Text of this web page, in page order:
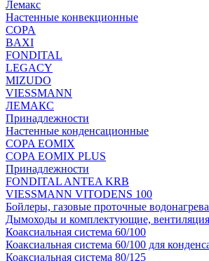
Лемакс
Настенные конвекционные
COPA
BAXI
FONDITAL
LEGACY
MIZUDO
VIESSMANN
ЛЕМАКС
Принадлежности
Настенные конденсационные
COPA EOMIX
COPA EOMIX PLUS
Принадлежности
FONDITAL ANTEA KRB
VIESSMANN VITODENS 100
Бойлеры, газовые проточные
Дымоходы и комплектующие, вентиляция
Коаксиальная система 60/100
Коаксиальная система 60/100 для
Коаксиальная система 80/125